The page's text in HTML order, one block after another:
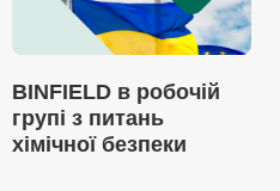
BINFIELD в робочій
групі з питань
хімічної безпеки